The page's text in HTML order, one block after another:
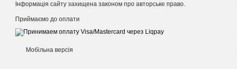
Інформація сайту захищена законом про авторське право.
Приймаємо до оплати
Мобільна версія